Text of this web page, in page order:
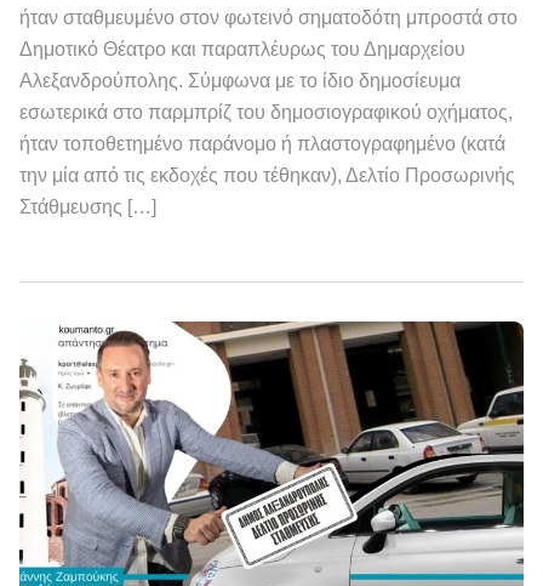
ήταν σταθμευμένο στον φωτεινό σηματοδότη μπροστά στο
Δημοτικό Θέατρο και παραπλέυρως του Δημαρχείου
Αλεξανδρούπολης. Σύμφωνα με το ίδιο δημοσίευμα
εσωτερικά στο παρμπρίζ του δημοσιογραφικού οχήματος,
ήταν τοποθετημένο παράνομο ή πλαστογραφημένο (κατά
την μία από τις εκδοχές που τέθηκαν), Δελτίο Προσωρινής
Στάθμευσης […]